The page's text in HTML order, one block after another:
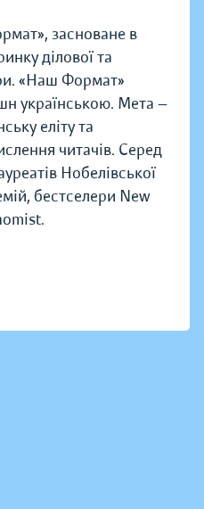
засноване в
ділової та
«Наш Формат»
українською. Мета —
еліту та
читачів. Серед
Нобелівської
бестселери New